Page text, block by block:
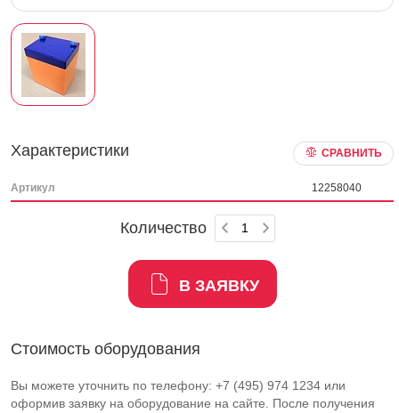
Характеристики СРАВНИТЬ
Артикул 12258040
Количество
В ЗАЯВКУ
Стоимость оборудования
Вы можете уточнить по телефону: +7 (495) 974 1234 или
оформив заявку на оборудование на сайте. После получения